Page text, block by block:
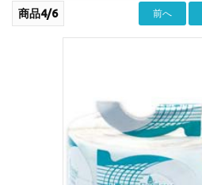
商品4/6 前へ